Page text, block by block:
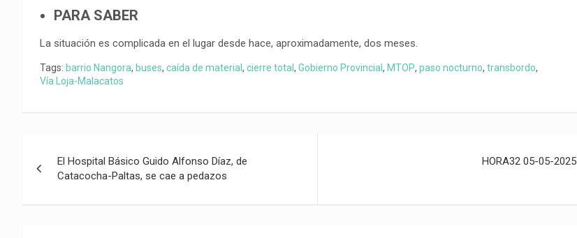
PARA SABER
La situación es complicada en el lugar desde hace, aproximadamente, dos meses.
Tags: barrio Nangora, buses, caída de material , cierre total , Gobierno Provincial , MTOP, paso nocturno, transbordo,
Vía Loja-Malacatos
de
entradas
El Hospital Básico Guido Alfonso Díaz, de
Catacocha-Paltas, se cae a pedazos
HORA32 05-05-2025